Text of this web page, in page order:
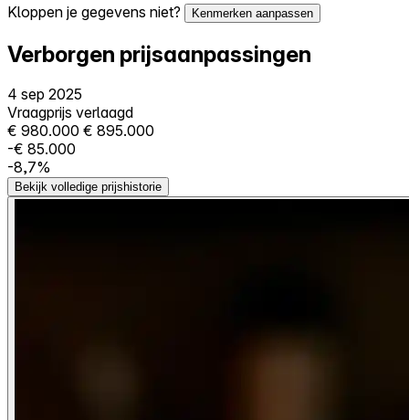
Kloppen je gegevens niet?
Kenmerken aanpassen
Verborgen prijsaanpassingen
4 sep 2025
Vraagprijs verlaagd
€ 980.000 € 895.000
-€ 85.000
-8,7%
Bekijk volledige prijshistorie